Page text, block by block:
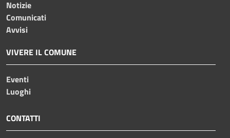
Notizie
Comunicati
Avvisi
VIVERE IL COMUNE
Eventi
Luoghi
CONTATTI